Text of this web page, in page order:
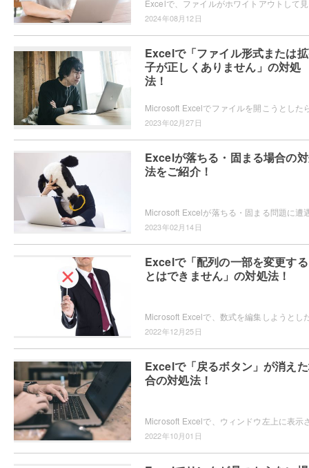
2024年08月12日
Excelで「ファイル形式または
子が正しくありません」の対処
法！
2023年02月27日
Excelが落ちる・固まる場合の
法をご紹介！
2023年02月14日
Excelで「配列の一部を変更す
とはできません」の対処法！
2022年12月25日
Excelで「戻るボタン」が消え
合の対処法！
2022年10月01日